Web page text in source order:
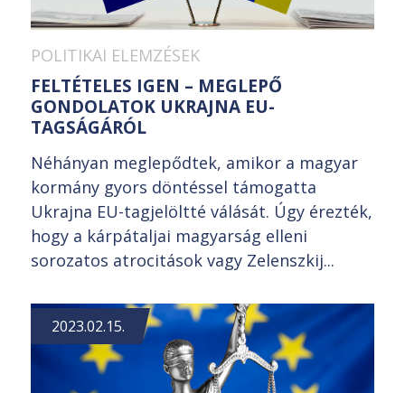
POLITIKAI ELEMZÉSEK
FELTÉTELES IGEN – MEGLEPŐ
GONDOLATOK UKRAJNA EU-
TAGSÁGÁRÓL
Néhányan meglepődtek, amikor a magyar
kormány gyors döntéssel támogatta
Ukrajna EU-tagjelöltté válását. Úgy érezték,
hogy a kárpátaljai magyarság elleni
sorozatos atrocitások vagy Zelenszkij...
2023.02.15.